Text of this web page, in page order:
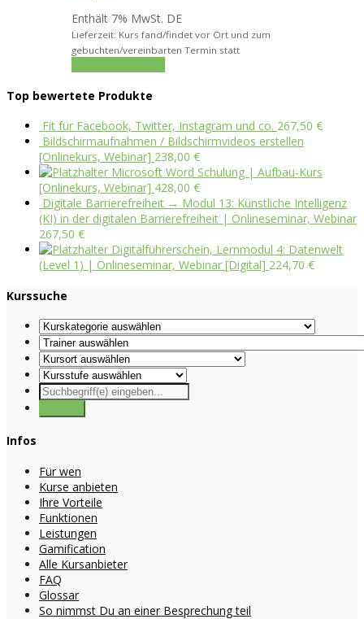
Enthält 7% MwSt. DE
Lieferzeit: Kurs fand/findet vor Ort und zum
gebuchten/vereinbarten Termin statt
Top bewertete Produkte
Fit für Facebook, Twitter, Instagram und co. 267,50 €
Bildschirmaufnahmen / Bildschirmvideos erstellen
[Onlinekurs, Webinar] 238,00 €
Microsoft Word Schulung | Aufbau-Kurs
[Onlinekurs, Webinar] 428,00 €
Digitale Barrierefreiheit → Modul 13: Künstliche Intelligenz
(KI) in der digitalen Barrierefreiheit | Onlineseminar, Webinar
267,50 €
Digitalführerschein, Lernmodul 4: Datenwelt
(Level 1) | Onlineseminar, Webinar [Digital] 224,70 €
Kurssuche
Infos
Für wen
Kurse anbieten
Ihre Vorteile
Funktionen
Leistungen
Gamification
Alle Kursanbieter
FAQ
Glossar
So nimmst Du an einer Besprechung teil